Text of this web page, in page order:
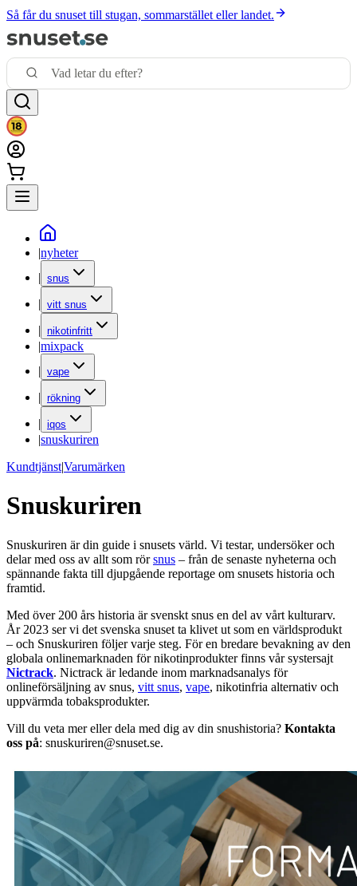
Så får du snuset till stugan, sommarstället eller landet.
|nyheter
| snus
| vitt snus
| nikotinfritt
|mixpack
| vape
| rökning
| iqos
|snuskuriren
Kundtjänst|Varumärken
Snuskuriren
Snuskuriren är din guide i snusets värld. Vi testar, undersöker och
delar med oss av allt som rörsnus – från de senaste nyheterna och
spännande fakta till djupgående reportage om snusets historia och
framtid.
Med över 200 års historia är svenskt snus en del av vårt kulturarv.
År 2023 ser vi det svenska snuset ta klivet ut som en världsprodukt
– och Snuskuriren följer varje steg. För en bredare bevakning av den
globala onlinemarknaden för nikotinprodukter finns vår systersajt
Nictrack. Nictrack är ledande inom marknadsanalys för
onlineförsäljning av snus, vitt snus, vape, nikotinfria alternativ och
uppvärmda tobaksprodukter.
Vill du veta mer eller dela med dig av din snushistoria? Kontakta
oss på: snuskuriren@snuset.se.